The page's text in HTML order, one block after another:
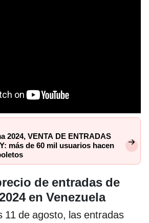
2024, VENTA DE ENTRADAS
más de 60 mil usuarios hacen
de entradas de
en Venezuela
11 de agosto, las entradas